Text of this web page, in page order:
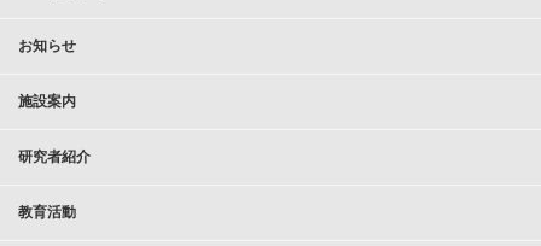
お知らせ
施設案内
研究者紹介
教育活動